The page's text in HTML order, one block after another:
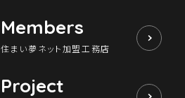
Members
住まい夢ネット加盟工務店
Project